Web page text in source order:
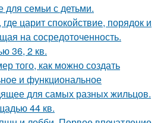
семьи с детьми.
царит спокойствие, порядок и
на сосредоточенность.
36, 2 кв.
того, как можно создать
и функциональное
для самых разных жильцов.
44 кв.